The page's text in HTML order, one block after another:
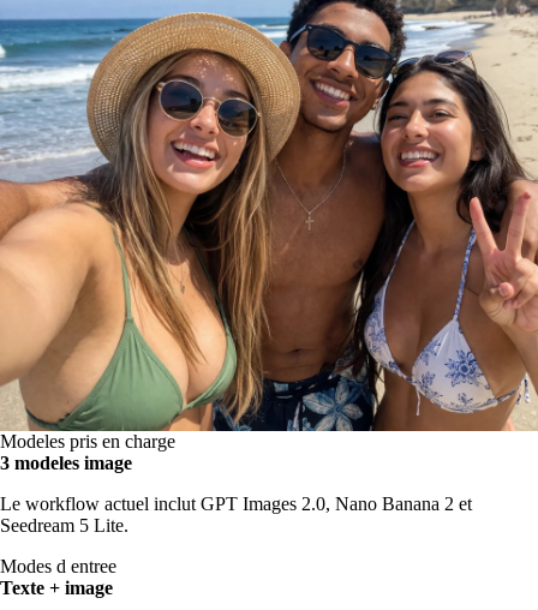
Modeles pris en charge
3 modeles image
Le workflow actuel inclut GPT Images 2.0, Nano Banana 2 et
Seedream 5 Lite.
Modes d entree
Texte + image